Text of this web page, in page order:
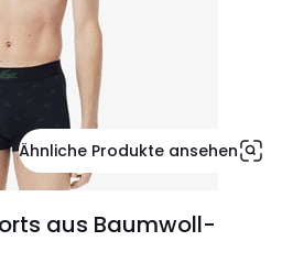
Ähnliche Produkte ansehen
aus Baumwoll-